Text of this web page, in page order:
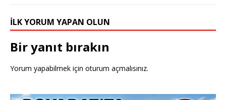
İLK YORUM YAPAN OLUN
Bir yanıt bırakın
Yorum yapabilmek için oturum açmalısınız.